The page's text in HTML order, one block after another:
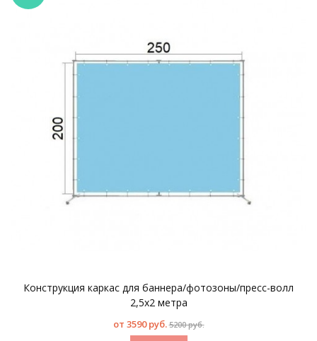
Конструкция каркас для баннера/фотозоны/пресс-волл
2,5х2 метра
от 3590 руб. 5200 руб.